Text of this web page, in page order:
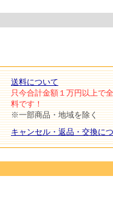
送料について
只今合計金額１万円以上で
料です！
※一部商品・地域を除く
キャンセル・返品・交換に